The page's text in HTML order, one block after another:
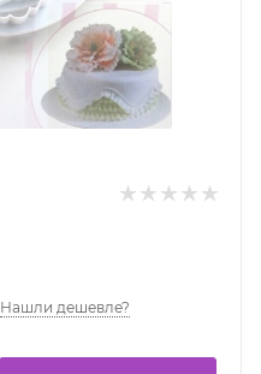
Нашли дешевле?